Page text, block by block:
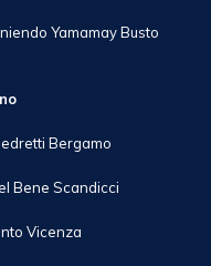
Yamamay Busto
Bergamo
Bene Scandicci
Vicenza